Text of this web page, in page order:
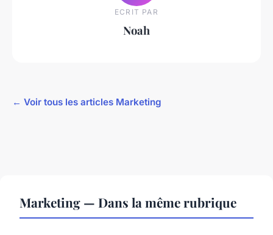
ECRIT PAR
Noah
← Voir tous les articles Marketing
Marketing — Dans la même rubrique